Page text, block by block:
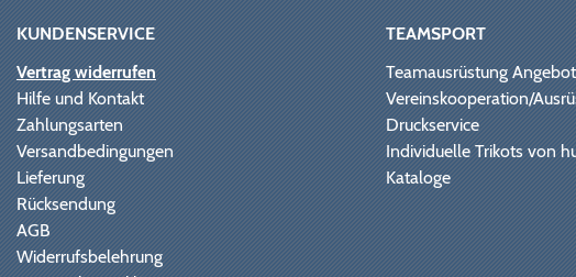
KUNDENSERVICE
Vertrag widerrufen
Hilfe und Kontakt
Zahlungsarten
Versandbedingungen
Lieferung
Rücksendung
AGB
Widerrufsbelehrung
TEAMSPORT
Teamausrüstung
Vereinskooperation/
Druckservice
Individuelle Trikots von
Kataloge